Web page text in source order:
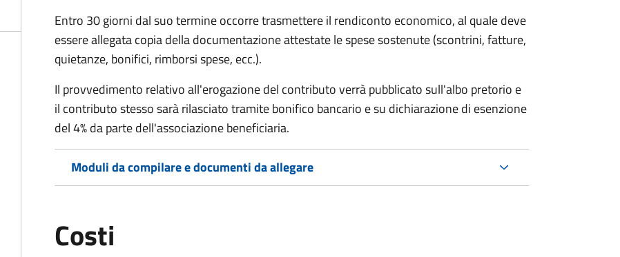
Entro 30 giorni dal suo termine occorre trasmettere il rendiconto economico, al quale deve
essere allegata copia della documentazione attestate le spese sostenute (scontrini, fatture,
quietanze, bonifici, rimborsi spese, ecc.).
Il provvedimento relativo all'erogazione del contributo verrà pubblicatosull'albo pretorio e
il contributo stesso sarà rilasciato tramite bonifico bancario e su dichiarazione di esenzione
del 4% da parte dell'associazione beneficiaria.
Moduli da compilare e documenti da allegare
Costi